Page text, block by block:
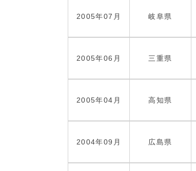
2005年07月 岐阜県
2005年06月 三重県
2005年04月 高知県
2004年09月 広島県